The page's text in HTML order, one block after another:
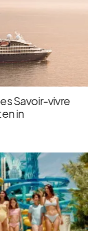
Savoir-vivre
in